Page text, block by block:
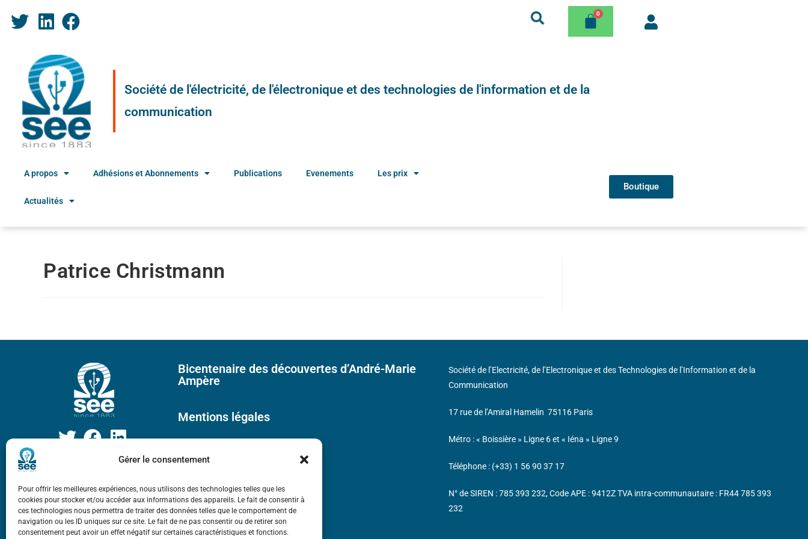
Gérer le consentement
Pour offrir les meilleures expériences, nous utilisons des technologies telles que les
cookies pour stocker et/ou accéder aux informations des appareils. Le fait de consentir à
ces technologies nous permettra de traiter des données telles que le comportement de
navigation ou les ID uniques sur ce site. Le fait de ne pas consentir ou de retirer son
consentement peut avoir un effet négatif sur certaines caractéristiques et fonctions.
Société de l'électricité, de l'électronique et des technologies de l'information et de la
communication
A propos Adhésions et Abonnements Publications Evenements Les prix
Actualités
Boutique
Patrice Christmann
Bicentenaire des découvertes d’André-Marie
Ampère
Mentions légales
Société de l’Electricité, de l’Electronique et des Technologies de l’Information et de la
Communication
17 rue de l’Amiral Hamelin 75116 Paris
Métro : « Boissière » Ligne 6 et « Iéna » Ligne 9
Téléphone : (+33) 1 56 90 37 17
N° de SIREN : 785 393 232, Code APE : 9412Z TVA intra-communautaire : FR44 785 393
232